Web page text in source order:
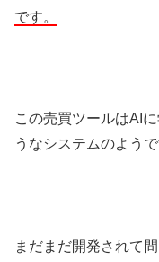
です。
この売買ツールはAI
うなシステムのようで
まだまだ開発されて間